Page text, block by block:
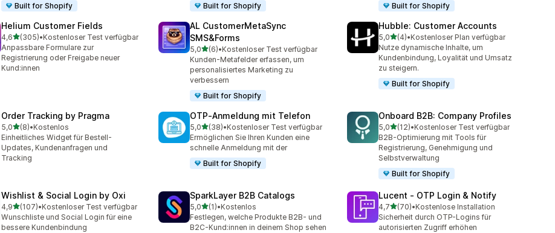
Built for Shopify
Built for Shopify
Built for Shopify
Helium Customer Fields
4,6von 5 Sternen
(305)
305 Rezensionen insgesamt
•Kostenloser Test verfügbar
Anpassbare Formulare zur
Registrierung oder Freigabe neuer
Kund:innen
AL CustomerMetaSync
SMS&Forms
5,0von 5 Sternen
(6)
6 Rezensionen insgesamt
•Kostenloser Test verfügbar
Kunden-Metafelder erfassen, um
personalisiertes Marketing zu
verbessern
Built for Shopify
Hubble: Customer Accounts
5,0von 5 Sternen
(4)
4 Rezensionen insgesamt
•Kostenloser Plan verfügbar
Nutze dynamische Inhalte, um
Kundenbindung, Loyalität und Umsatz
zu steigern.
Built for Shopify
Order Tracking by Pragma
5,0von 5 Sternen
(8)
8 Rezensionen insgesamt
•Kostenlos
Einheitliches Widget für Bestell-
Updates, Kundenanfragen und
Tracking
OTP‑Anmeldung mit Telefon
5,0von 5 Sternen
(38)
38 Rezensionen insgesamt
•Kostenloser Test verfügbar
Ermöglichen Sie Ihren Kunden eine
schnelle Anmeldung mit der
Built for Shopify
Onboard B2B: Company Profiles
5,0von 5 Sternen
(12)
12 Rezensionen insgesamt
•Kostenloser Test verfügbar
B2B-Optimierung mit Tools für
Registrierung, Genehmigung und
Selbstverwaltung
Built for Shopify
Wishlist & Social Login by Oxi
4,9von 5 Sternen
(107)
107 Rezensionen insgesamt
•Kostenloser Test verfügbar
Wunschliste und Social Login für eine
bessere Kundenbindung
SparkLayer B2B Catalogs
5,0von 5 Sternen
(1)
1 Rezensionen insgesamt
•Kostenlos
Festlegen, welche Produkte B2B- und
B2C-Kund:innen in deinem Shop sehen
Lucent ‑ OTP Login & Notify
4,7von 5 Sternen
(70)
70 Rezensionen insgesamt
•Kostenlose Installation
Sicherheit durch OTP-Logins für
autorisierten Zugriff erhöhen